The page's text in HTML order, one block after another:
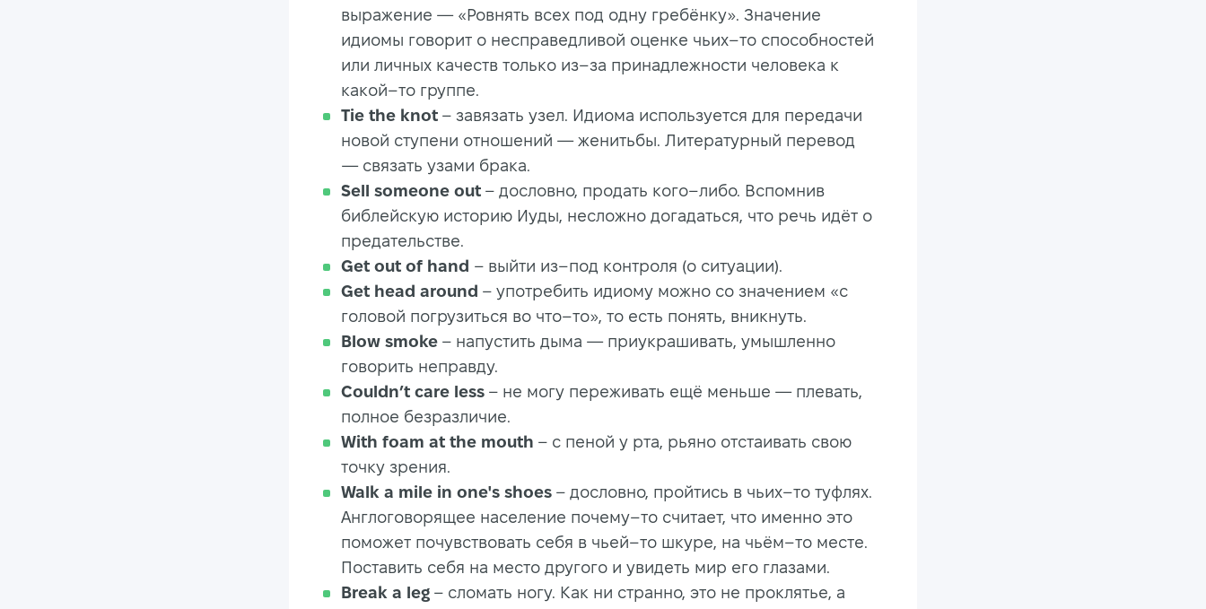
выражение — «Ровнять всех под одну гребёнку». Значение
идиомы говорит о несправедливой оценке чьих–то способностей
или личных качеств только из–за принадлежности человека к
какой–то группе.
Tie the knot – завязать узел. Идиома используется для передачи
новой ступени отношений — женитьбы. Литературный перевод
— связать узами брака.
Sell someone out – дословно, продать кого–либо. Вспомнив
библейскую историю Иуды, несложно догадаться, что речь идёт о
предательстве.
Get out of hand – выйти из–под контроля (о ситуации).
Get head around – употребить идиому можно со значением «с
головой погрузиться во что–то», то есть понять, вникнуть.
Blow smoke – напустить дыма — приукрашивать, умышленно
говорить неправду.
Couldn’t care less – не могу переживать ещё меньше — плевать,
полное безразличие.
With foam at the mouth – с пеной у рта, рьяно отстаивать свою
точку зрения.
Walk a mile in one's shoes – дословно, пройтись в чьих–то туфлях.
Англоговорящее население почему–то считает, что именно это
поможет почувствовать себя в чьей–то шкуре, на чьём–то месте.
Поставить себя на место другого и увидеть мир его глазами.
Break a leg – сломать ногу. Как ни странно, это не проклятье, а